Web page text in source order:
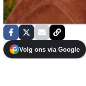
G Volg ons via Google